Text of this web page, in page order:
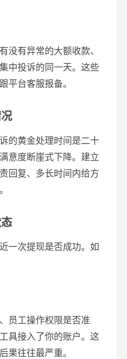
没有异常的大额收款、
中投诉的同一天。这些
平台客服报备。
的黄金处理时间是二十
意度断崖式下降。建立
回复、多长时间内给方
一次提现是否成功。如
员工操作权限是否准
具接入了你的账户。这
果往往最严重。